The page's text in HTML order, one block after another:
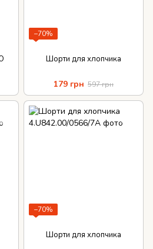
−70%
Шорти для хлопчика
179 грн 597 грн
−70%
Шорти для хлопчика